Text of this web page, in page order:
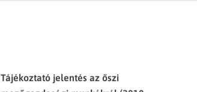
Tájékoztató jelentés az őszi